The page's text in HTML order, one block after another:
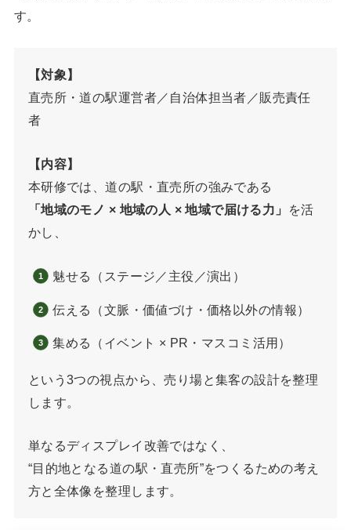
す。
【対象】
直売所・道の駅運営者／自治体担当者／販売責任
者
【内容】
本研修では、道の駅・直売所の強みである
「地域のモノ × 地域の人 × 地域で届ける力」
を活
かし、
魅せる（ステージ／主役／演出）
伝える（文脈・価値づけ・価格以外の情報）
集める（イベント × PR・マスコミ活用）
という3つの視点から、売り場と集客の設計を整理
します。
単なるディスプレイ改善ではなく、
“目的地となる道の駅・直売所”をつくるための考え
方と全体像を整理します。